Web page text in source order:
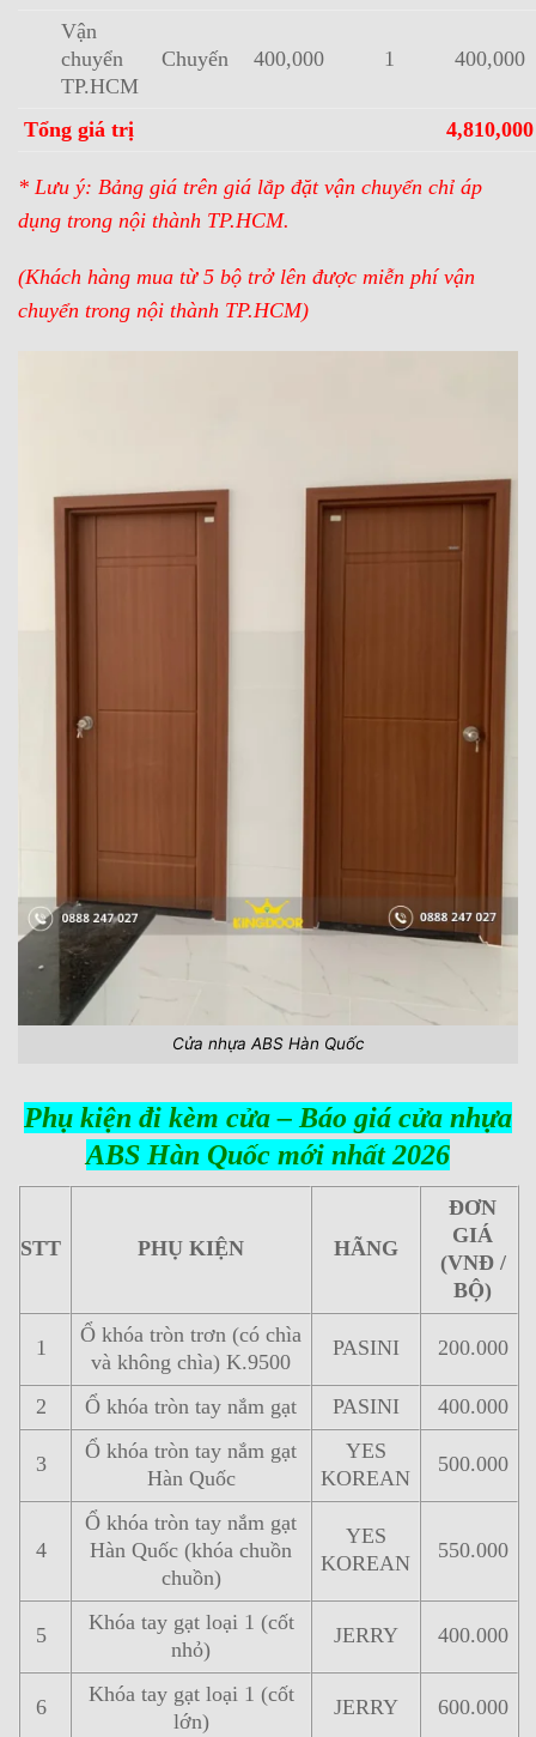
Vận
chuyển
TP.HCM
Chuyến 400,000 1 400,000
Tổng giá trị 4,810,000
* Lưu ý: Bảng giá trên giá lắp đặt vận chuyển chỉ áp
dụng trong nội thành TP.HCM.
(Khách hàng mua từ 5 bộ trở lên được miễn phí vận
chuyển trong nội thành TP.HCM)
Cửa nhựa ABS Hàn Quốc
Phụ kiện đi kèm cửa – Báo giá cửa nhựa
ABS Hàn Quốc mới nhất 2026
STT PHỤ KIỆN HÃNG
ĐƠN
GIÁ
(VNĐ /
BỘ)
1
Ổ khóa tròn trơn (có chìa
và không chìa) K.9500
PASINI 200.000
2 Ổ khóa tròn tay nắm gạt PASINI 400.000
3
Ổ khóa tròn tay nắm gạt
Hàn Quốc
YES
KOREAN
500.000
4
Ổ khóa tròn tay nắm gạt
Hàn Quốc (khóa chuồn
chuồn)
YES
KOREAN
550.000
5
Khóa tay gạt loại 1 (cốt
nhỏ)
JERRY 400.000
6
Khóa tay gạt loại 1 (cốt
lớn)
JERRY 600.000